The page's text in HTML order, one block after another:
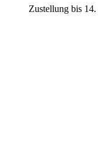
Zustellung bis